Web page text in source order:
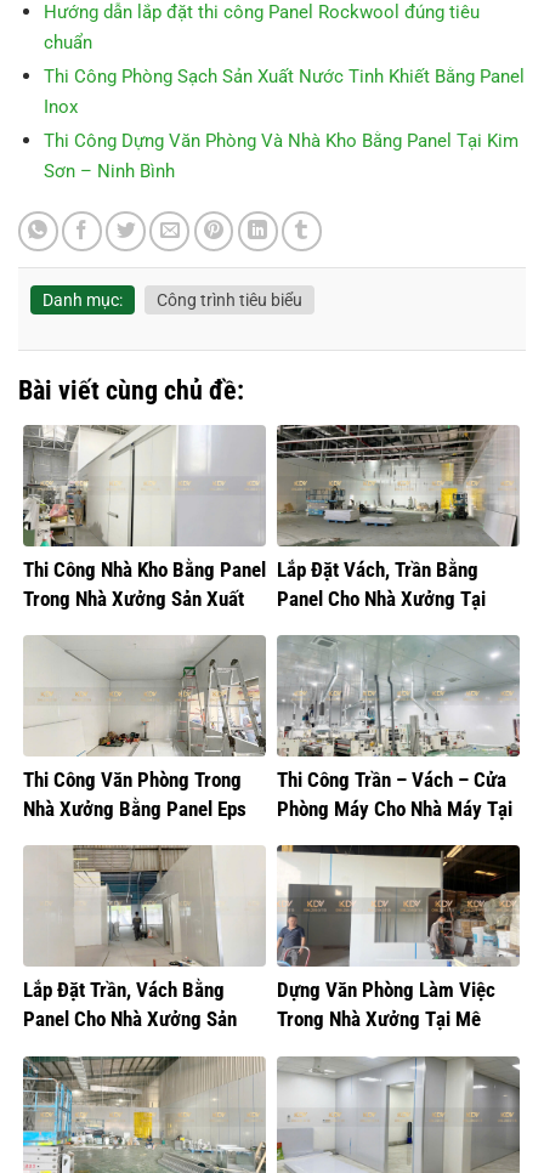
Hướng dẫn lắp đặt thi công Panel Rockwool đúng tiêu
chuẩn
Thi Công Phòng Sạch Sản Xuất Nước Tinh Khiết Bằng Panel
Inox
Thi Công Dựng Văn Phòng Và Nhà Kho Bằng Panel Tại Kim
Sơn – Ninh Bình
Danh mục: Công trình tiêu biểu
Bài viết cùng chủ đề:
Thi Công Nhà Kho Bằng Panel
Trong Nhà Xưởng Sản Xuất
Lắp Đặt Vách, Trần Bằng
Panel Cho Nhà Xưởng Tại
Thi Công Văn Phòng Trong
Nhà Xưởng Bằng Panel Eps
Thi Công Trần – Vách – Cửa
Phòng Máy Cho Nhà Máy Tại
Lắp Đặt Trần, Vách Bằng
Panel Cho Nhà Xưởng Sản
Dựng Văn Phòng Làm Việc
Trong Nhà Xưởng Tại Mê